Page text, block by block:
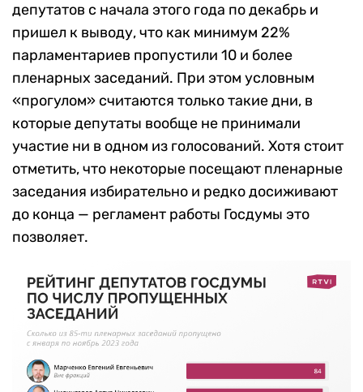
депутатов с начала этого года по декабрь и
пришел к выводу, что как минимум 22%
парламентариев пропустили 10 и более
пленарных заседаний. При этом условным
«прогулом» считаются только такие дни, в
которые депутаты вообще не принимали
участие ни в одном из голосований. Хотя стоит
отметить, что некоторые посещают пленарные
заседания избирательно и редко досиживают
до конца — регламент работы Госдумы это
позволяет.